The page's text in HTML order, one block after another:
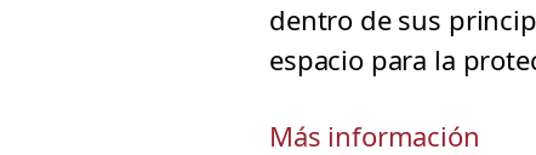
dentro de sus
espacio para la
Más información